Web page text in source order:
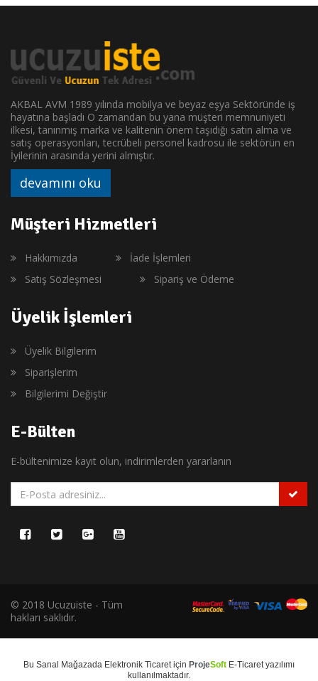
AKBAL AVM 1989 yılında mobilya ve beyaz eşya Sektöründe iş
hayatına başladı O zamandan bu yana müşteri memnuniyeti
ilkesi, tanınmış marka ve kalitenin önem taşıdığı satın alma ve
satış operasyonları, tecrübeli personel kadrosu ile sektörün en
İyilerinin arasında yerini almıştır.
devamını oku
Müşteri Hizmetleri
Hakkımızda
İade İşlemleri
Satış Sözleşmesi
Sipariş ve Ödeme
Üyelik İşlemleri
Üyelik Bilgilerim
Siparişlerim
Bilgilerimi Değiştir
E-Bülten
E-bültenimize kayıt olun, indirimlerden yararlanın
© 2018 Ucuzuiste - Tüm
hakları saklıdır.
Bu Sanal Mağazada Elektronik Ticaretiçin ProjeSoft E-Ticaretyazılımı
kullanılmaktadır.